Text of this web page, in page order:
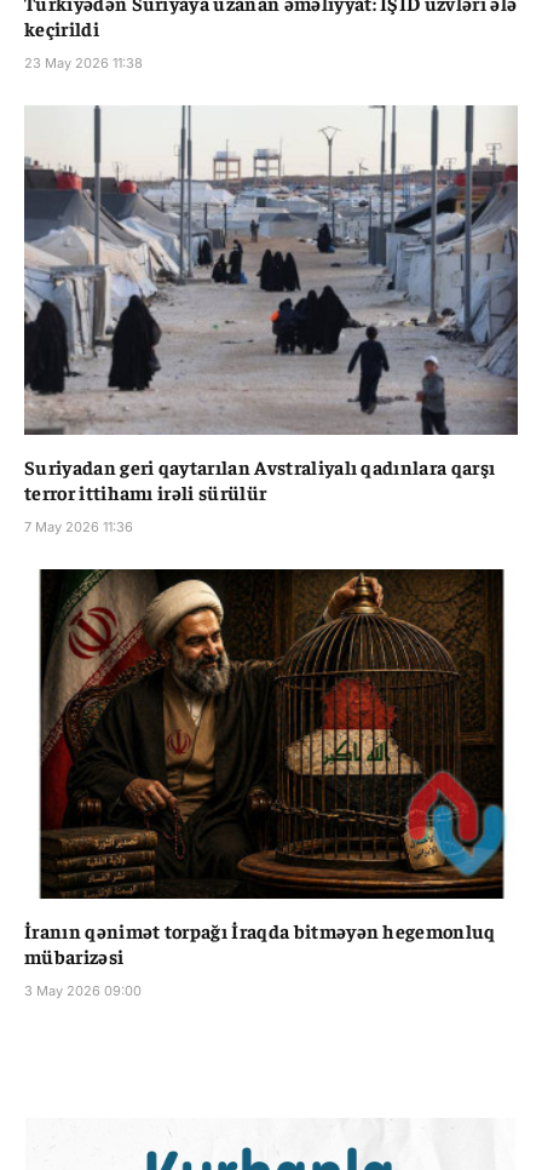
keçirildi
23 May 2026 11:38
Suriyadan geri qaytarılan Avstraliyalı qadınlara qarşı
terror ittihamı irəli sürülür
7 May 2026 11:36
İranın qənimət torpağı İraqda bitməyən hegemonluq
mübarizəsi
3 May 2026 09:00